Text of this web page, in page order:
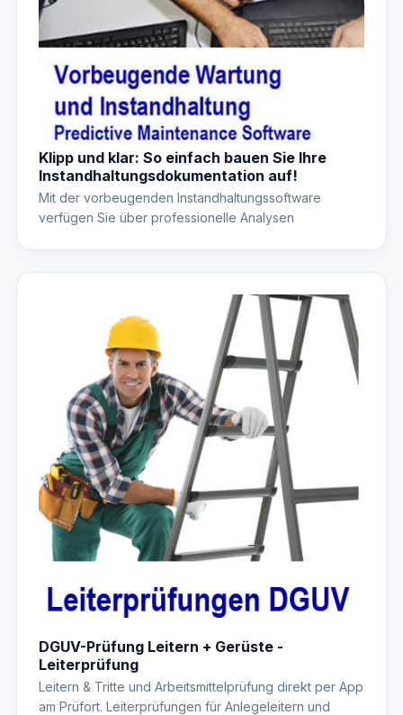
Klipp und klar: So einfach bauen Sie Ihre
Instandhaltungsdokumentation auf!
Mit der vorbeugenden Instandhaltungssoftware
verfügen Sie über professionelle Analysen
DGUV-Prüfung Leitern + Gerüste -
Leiterprüfung
Leitern & Tritte und Arbeitsmittelprüfung direkt per App
am Prüfort. Leiterprüfungen für Anlegeleitern und